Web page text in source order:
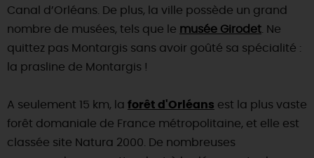
Canal d’Orléans. De plus, la ville possède un grand
nombre de musées, tels que le musée Girodet . Ne
quittez pas Montargis sans avoir goûté sa spécialité :
la prasline de Montargis !
A seulement 15 km, la forêt d'Orléans est la plus vaste
forêt domaniale de France métropolitaine, et elle est
classée site Natura 2000. De nombreuses